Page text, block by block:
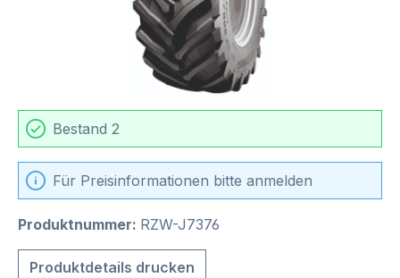
Bestand 2
Für Preisinformationen bitte anmelden
Produktnummer: RZW-J7376
Produktdetails drucken